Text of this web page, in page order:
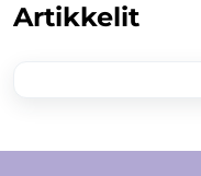
Artikkelit